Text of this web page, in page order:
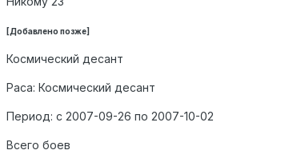
[Добавлено позже]
Космический десант
Раса: Космический десант
Период: с 2007-09-26 по 2007-10-02
Всего боев